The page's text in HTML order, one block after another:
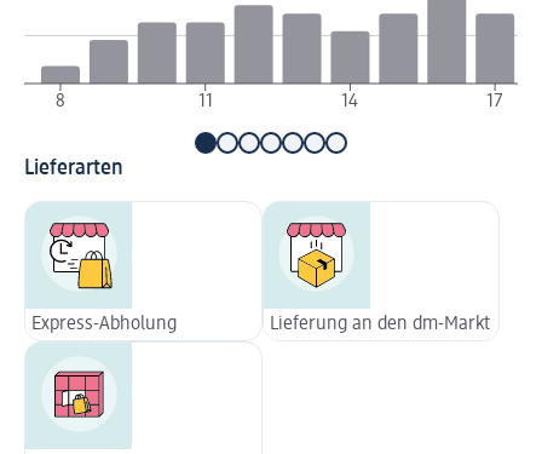
8 11 14 17
Lieferarten
Express-Abholung Lieferung an den dm-Markt